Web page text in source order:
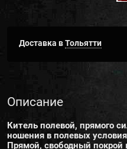
Доставка вТольятти
Описание
Китель полевой, прямого
ношения в полевых
Прямой, свободный покрой